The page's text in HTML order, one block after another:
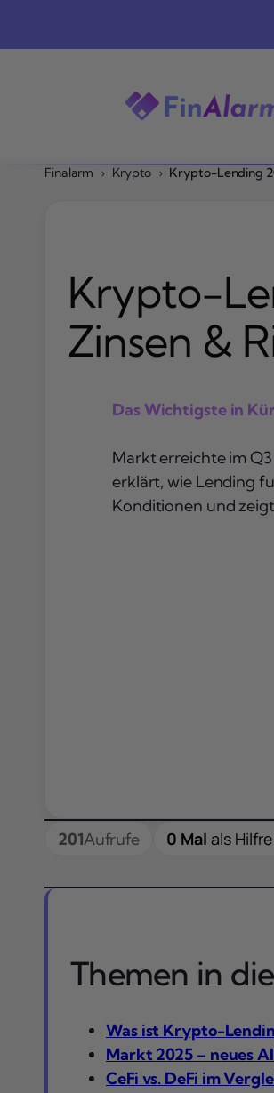
springen
Finalarm › Krypto › Krypto-Lending
Krypto-
Zinsen &
Das Wichtigste in
Markt erreichte im
erklärt, wie Lending
Konditionen und
201Aufrufe 0 Malals
Themen in
Was ist Krypto-
Markt 2025 – neues
CeFi vs. DeFi im